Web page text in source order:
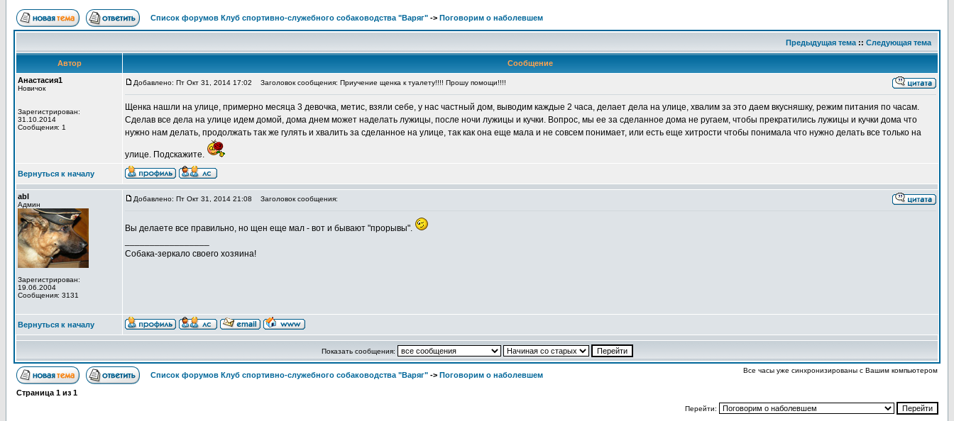
Список форумов Клуб спортивно-служебного собаководства "Варяг" -> Поговорим о наболевшем
Предыдущая тема :: Следующая тема
Автор
Сообщение
Анастасия1
Новичок
Зарегистрирован:
31.10.2014
Сообщения: 1
Добавлено: Пт Окт 31, 2014 17:02 Заголовок сообщения: Приучение щенка к туалету!!!! Прошу помощи!!!!
Щенка нашли на улице, примерно месяца 3 девочка, метис, взяли себе, у нас частный дом, выводим каждые 2 часа, делает дела на улице, хвалим за это даем вкусняшку, режим питания по часам.
Сделав все дела на улице идем домой, дома днем может наделать лужицы, после ночи лужицы и кучки. Вопрос, мы ее за сделанное дома не ругаем, чтобы прекратились лужицы и кучки дома что
нужно нам делать, продолжать так же гулять и хвалить за сделанное на улице, так как она еще мала и не совсем понимает, или есть еще хитрости чтобы понимала что нужно делать все только на
улице. Подскажите.
Вернуться к началу
abl
Админ
Зарегистрирован:
19.06.2004
Сообщения: 3131
Добавлено: Пт Окт 31, 2014 21:08 Заголовок сообщения:
Вы делаете все правильно, но щен еще мал - вот и бывают "прорывы".
Собака-зеркало своего хозяина!
Вернуться к началу
Показать сообщения:
Список форумов Клуб спортивно-служебного собаководства "Варяг" -> Поговорим о наболевшем
Все часы уже синхронизированы с Вашим компьютером
Страница 1 из 1
Перейти: